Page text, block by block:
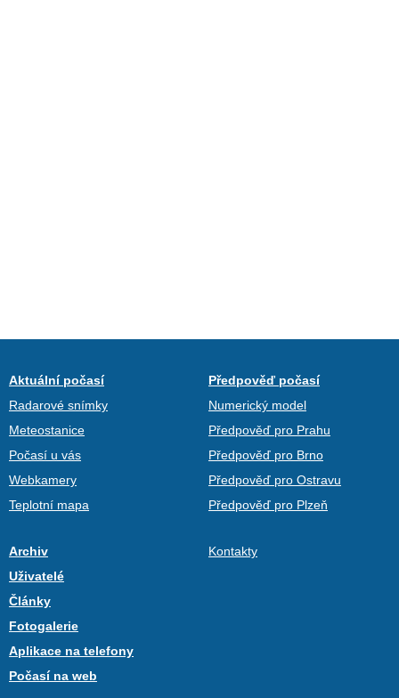
Aktuální počasí
Radarové snímky
Meteostanice
Počasí u vás
Webkamery
Teplotní mapa
Předpověď počasí
Numerický model
Předpověď pro Prahu
Předpověď pro Brno
Předpověď pro Ostravu
Předpověď pro Plzeň
Archiv
Uživatelé
Články
Fotogalerie
Aplikace na telefony
Počasí na web
Kontakty